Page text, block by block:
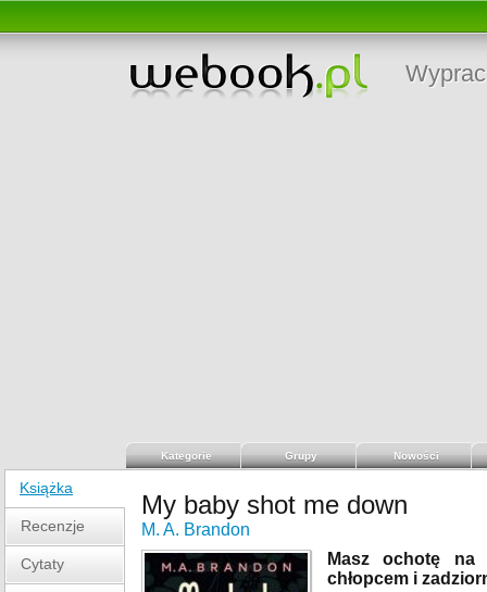
Kategorie Grupy Nowości
Książka
Recenzje
Cytaty
My baby shot me down
M. A. Brandon
Masz ochotę na
chłopcem i